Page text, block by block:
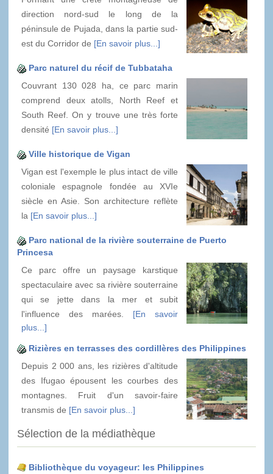
direction nord-sud le long de la
péninsule de Pujada, dans la partie sud-
est du Corridor de [En savoir plus...]
Parc naturel du récif de Tubbataha
Couvrant 130 028 ha, ce parc marin
comprend deux atolls, North Reef et
South Reef. On y trouve une très forte
densité [En savoir plus...]
Ville historique de Vigan
Vigan est l'exemple le plus intact de ville
coloniale espagnole fondée au XVIe
siècle en Asie. Son architecture reflète
la [En savoir plus...]
Parc national de la rivière souterraine de Puerto
Princesa
Ce parc offre un paysage karstique
spectaculaire avec sa rivière souterraine
qui se jette dans la mer et subit
l'influence des marées. [En savoir
plus...]
Rizières en terrasses des cordillères des Philippines
Depuis 2 000 ans, les rizières d'altitude
des Ifugao épousent les courbes des
montagnes. Fruit d'un savoir-faire
transmis de [En savoir plus...]
Sélection de la médiathèque
Bibliothèque du voyageur: les Philippines